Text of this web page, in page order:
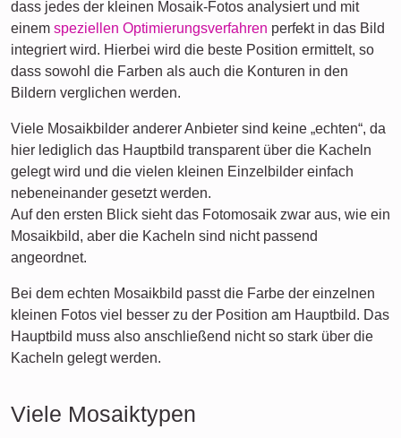
dass jedes der kleinen Mosaik-Fotos analysiert und mit
einem speziellen Optimierungsverfahren perfekt in das Bild
integriert wird. Hierbei wird die beste Position ermittelt, so
dass sowohl die Farben als auch die Konturen in den
Bildern verglichen werden.
Viele Mosaikbilder anderer Anbieter sind keine „echten“, da
hier lediglich das Hauptbild transparent über die Kacheln
gelegt wird und die vielen kleinen Einzelbilder einfach
nebeneinander gesetzt werden.
Auf den ersten Blick sieht das Fotomosaik zwar aus, wie ein
Mosaikbild, aber die Kacheln sind nicht passend
angeordnet.
Bei dem echten Mosaikbild passt die Farbe der einzelnen
kleinen Fotos viel besser zu der Position am Hauptbild. Das
Hauptbild muss also anschließend nicht so stark über die
Kacheln gelegt werden.
Viele Mosaiktypen